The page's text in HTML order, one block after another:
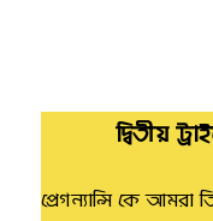
দ্বিতীয়
প্রেগন্যান্সি কে